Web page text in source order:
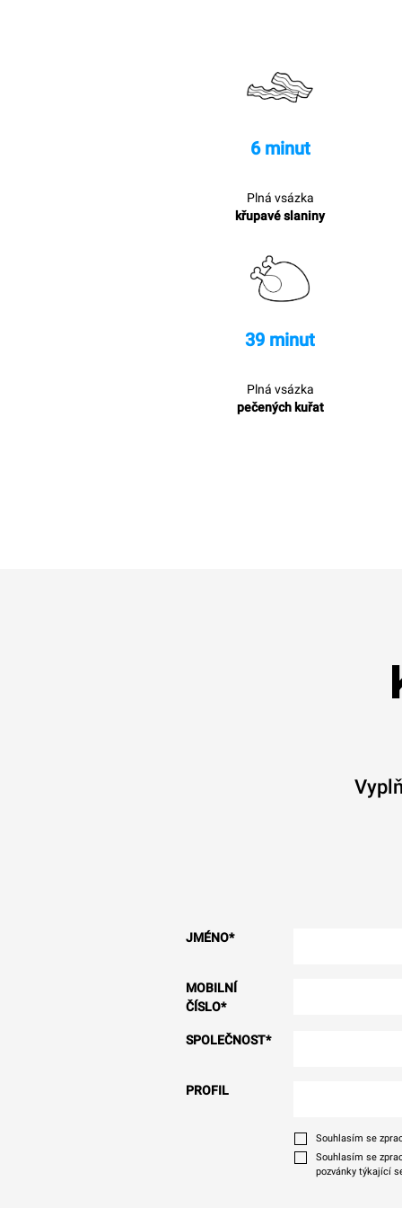
6 minut
Plná vsázka
křupavé slaniny
39 minut
Plná vsázka
pečených kuřat
JMÉNO*
MOBILNÍ
ČÍSLO*
SPOLEČNOST*
PROFIL
Souhlasím se
Souhlasím se
pozvánky týkající